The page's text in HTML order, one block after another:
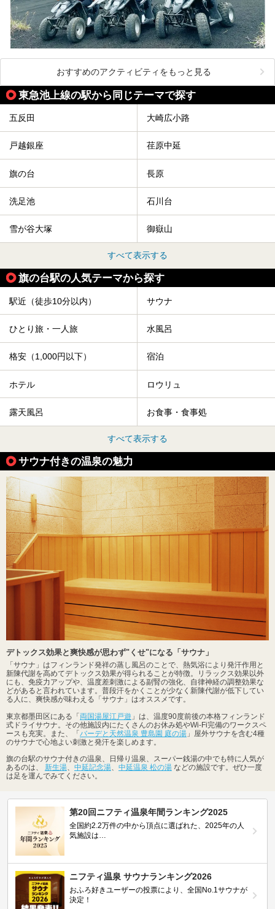
おすすめのアクティビティをもっと見る
東急池上線の駅から同じテーマで探す
五反田 大崎広小路
戸越銀座 荏原中延
旗の台 長原
洗足池 石川台
雪が谷大塚 御嶽山
すべて表示する
旗の台駅の人気テーマから探す
駅近（徒歩10分以内） サウナ
ひとり旅・一人旅 水風呂
格安（1,000円以下） 宿泊
ホテル ロウリュ
露天風呂 お食事・食事処
すべて表示する
サウナ付きの温泉の魅力
デトックス効果と爽快感が思わず"くせ"になる「サウナ」
「サウナ」はフィンランド発祥の蒸し風呂のことで、熱気浴により発汗作用と
新陳代謝を高めてデトックス効果が得られることが特徴。リラックス効果以外
にも、免疫力アップや、温度差刺激による副腎の強化、自律神経の調整効果な
どがあると言われています。普段汗をかくことが少なく新陳代謝が低下してい
る人に、爽快感が味わえる「サウナ」はオススメです。
東京都墨田区にある「 両国湯屋江戸遊 」は、温度90度前後の本格フィンランド
式ドライサウナ。その他施設内にたくさんのお休み処やWi-Fi完備のワークスペ
ースも充実。また、「 バーデと天然温泉 豊島園 庭の湯 」屋外サウナを含む4種
のサウナで心地よい刺激と発汗を楽しめます。
旗の台駅のサウナ付きの温泉、日帰り温泉、スーパー銭湯の中でも特に人気が
あるのは、 新生湯、 中延記念湯、 中延温泉 松の湯 などの施設です。ぜひ一度
は足を運んでみてください。
第20回ニフティ温泉年間ランキング2025
全国約2.2万件の中から頂点に選ばれた、2025年の人
気施設は…
ニフティ温泉 サウナランキング2026
おふろ好きユーザーの投票により、全国No.1サウナが
決定！